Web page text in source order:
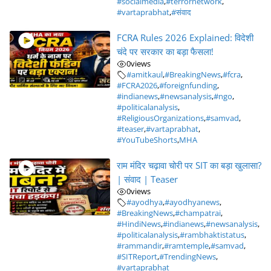
#vartaprabhat,#संवाद
FCRA Rules 2026 Explained: विदेशी
चंदे पर सरकार का बड़ा फैसला!
0views
#amitkaul,#BreakingNews,#fcra,
#FCRA2026,#foreignfunding,
#indianews,#newsanalysis,#ngo,
#politicalanalysis,
#ReligiousOrganizations,#samvad,
#teaser,#vartaprabhat,
#YouTubeShorts,MHA
राम मंदिर चढ़ावा चोरी पर SIT का बड़ा खुलासा?
| संवाद | Teaser
0views
#ayodhya,#ayodhyanews,
#BreakingNews,#champatrai,
#HindiNews,#indianews,#newsanalysis,
#politicalanalysis,#rambhaktistatus,
#rammandir,#ramtemple,#samvad,
#SITReport,#TrendingNews,
#vartaprabhat